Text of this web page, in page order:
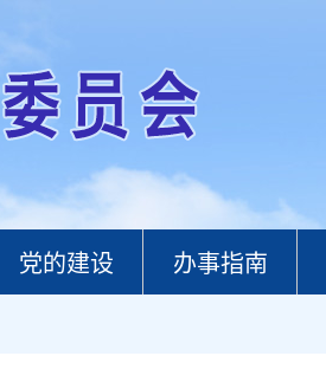
党的建设 办事指南